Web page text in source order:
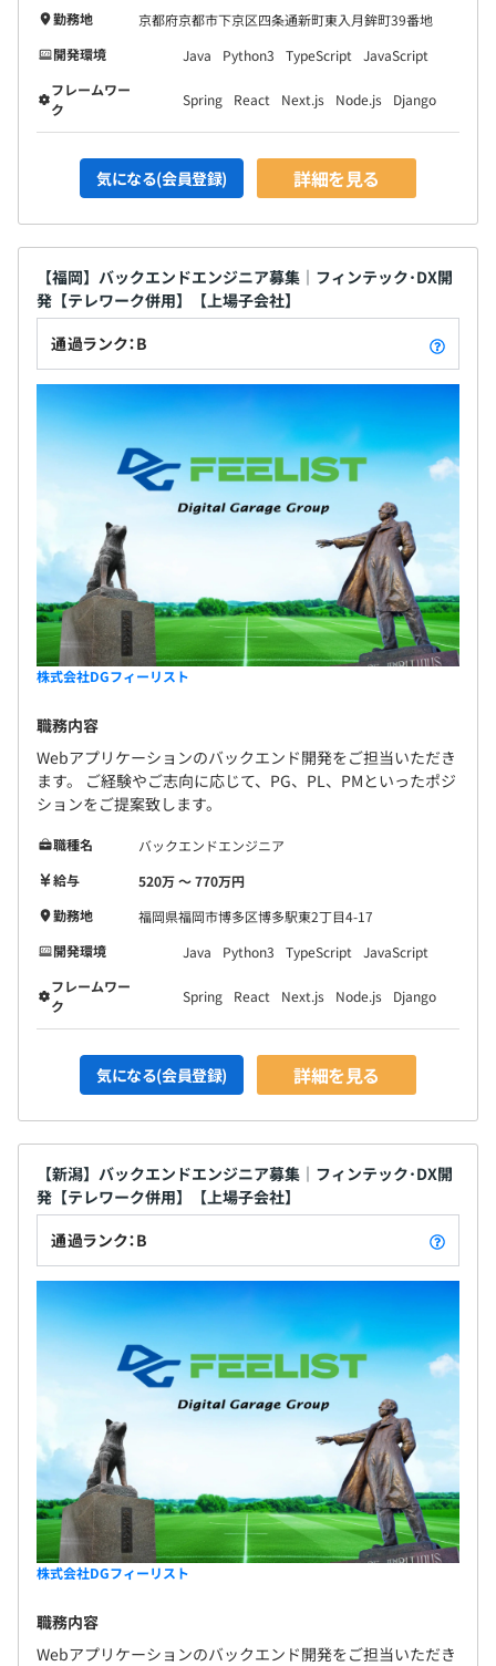
勤務地
京都府京都市下京区四条通新町東入月鉾町39番地
開発環境
Java Python3 TypeScript
JavaScript
フレームワー
ク
Spring React Next.js Node.js Django
気になる(会員登録) 詳細を見る
【福岡】バックエンドエンジニア募集｜フィンテック･DX開
発【テレワーク併用】【上場子会社】
通過ランク：B
株式会社DGフィーリスト
職務内容
Webアプリケーションのバックエンド開発をご担当いただき
ます。 ご経験やご志向に応じて、PG、PL、PMといったポジ
ションをご提案致します。
職種名
バックエンドエンジニア
給与
520万 〜 770万円
勤務地
福岡県福岡市博多区博多駅東2丁目4-17
開発環境
Java Python3 TypeScript
JavaScript
フレームワー
ク
Spring React Next.js Node.js Django
気になる(会員登録) 詳細を見る
【新潟】バックエンドエンジニア募集｜フィンテック･DX開
発【テレワーク併用】【上場子会社】
通過ランク：B
株式会社DGフィーリスト
職務内容
Webアプリケーションのバックエンド開発をご担当いただき